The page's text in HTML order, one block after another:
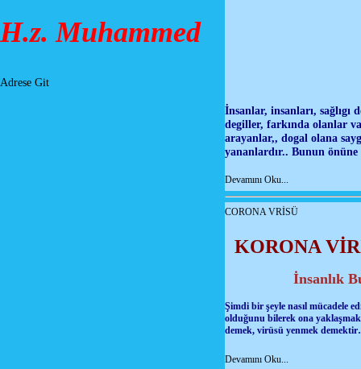
H.z. Muhammed
Adrese Git
İnsanlar, insanları, sağlıgı
degiller, farkında olanlar
arayanlar,, dogal olana
yananlardır.. Bunun
Devamını Oku...
CORONA VRİSÜ
KORONA
İnsanlık
Şimdi bir şeyle nasıl mücadele
olduğunu bilerek ona
demek, virüsü yenmek
Devamını Oku...